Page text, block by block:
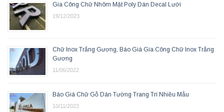
Gia Công Chữ Nhôm Mặt Poly Dán Decal Lưới
19/12/2023
Chữ Inox Trắng Gương, Báo Giá Gia Công Chữ Inox Trắng
Gương
11/06/2022
Báo Giá Chữ Gỗ Dán Tường Trang Trí Nhiều Mẫu
10/11/2023